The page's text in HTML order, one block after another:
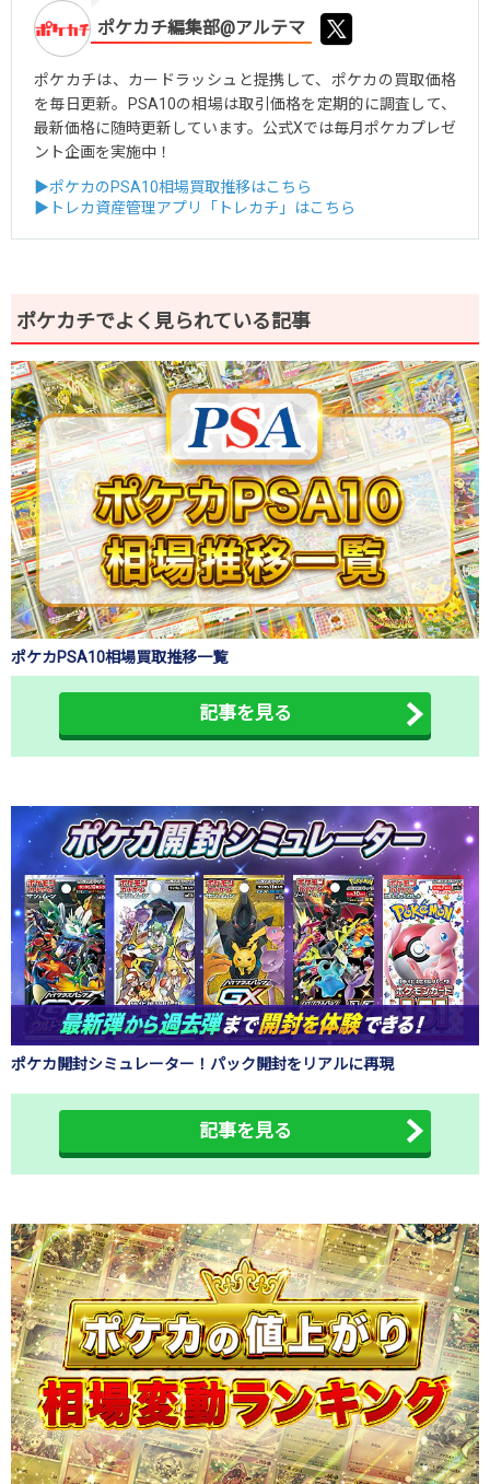
ポケカチ編集部@アルテマ
ポケカチは、カードラッシュと提携して、ポケカの買取価格
を毎日更新。PSA10の相場は取引価格を定期的に調査して、
最新価格に随時更新しています。公式Xでは毎月ポケカプレゼ
ント企画を実施中！
▶ポケカのPSA10相場買取推移はこちら
▶トレカ資産管理アプリ「トレカチ」はこちら
ポケカチでよく見られている記事
ポケカPSA10相場買取推移一覧
記事を見る
ポケカ開封シミュレーター！パック開封をリアルに再現
記事を見る